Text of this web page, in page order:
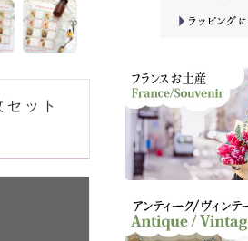
ット